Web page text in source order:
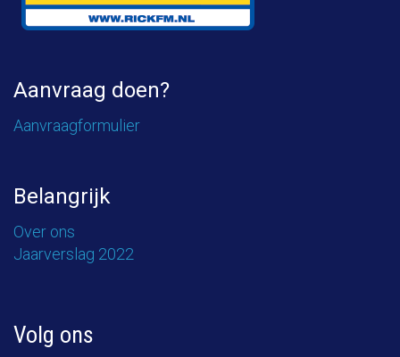
Aanvraag doen?
Aanvraagformulier
Belangrijk
Over ons
Jaarverslag 2022
Volg ons